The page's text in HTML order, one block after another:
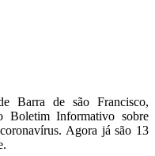
Barra de são Francisco,
Boletim Informativo sobre
Agora já são 13